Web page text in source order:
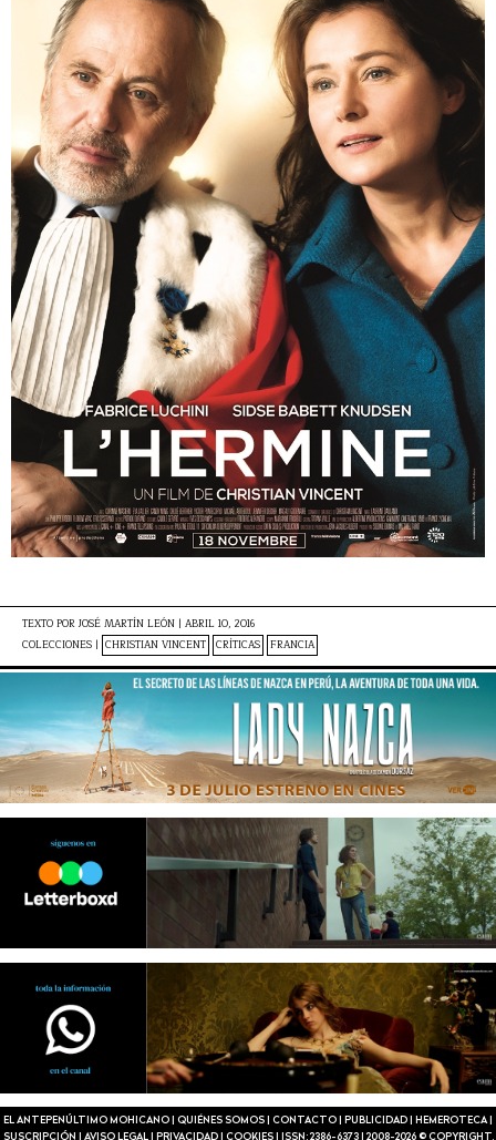
TEXTO POR JOSÉ MARTÍN LEÓN | ABRIL 10, 2016
COLECCIONES | CHRISTIAN VINCENT CRÍTICAS FRANCIA
EL ANTEPENÚLTIMO MOHICANO QUIÉNES SOMOS CONTACTO PUBLICIDAD HEMEROTECA|
SUSCRIPCIÓN
AVISO LEGAL| PRIVACIDAD| COOKIES| ISSN: 2386-6373| 2008-2026 © COPYRIGHT.